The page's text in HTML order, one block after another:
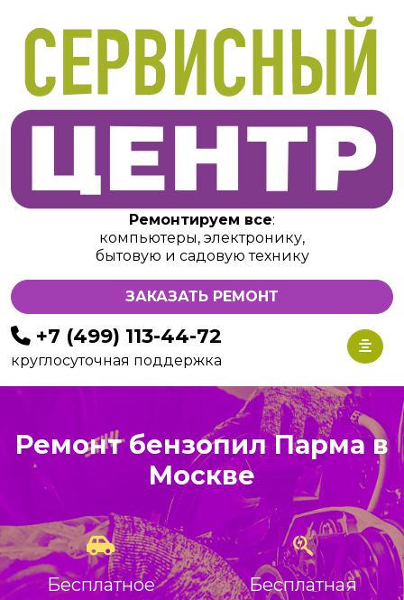
Ремонтируем все:
компьютеры, электронику,
бытовую и садовую технику
ЗАКАЗАТЬ РЕМОНТ
+7 (499) 113-44-72
круглосуточная поддержка
Ремонт бензопил Парма в
Москве
Бесплатное
Бесплатная